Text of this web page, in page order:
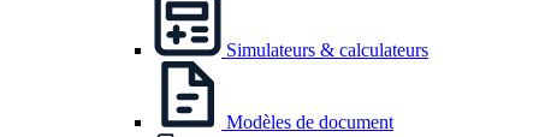
Simulateurs & calculateurs
Modèles de document